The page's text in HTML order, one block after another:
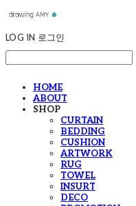
LOG IN 로그인
HOME
ABOUT
SHOP
CURTAIN
BEDDING
CUSHION
ARTWORK
RUG
TOWEL
INSURT
DECO